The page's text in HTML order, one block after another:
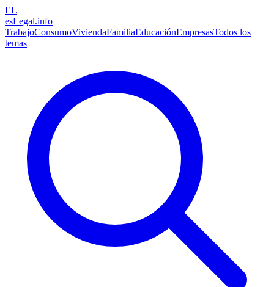
EL
esLegal.info
TrabajoConsumoViviendaFamiliaEducaciónEmpresasTodos los
temas